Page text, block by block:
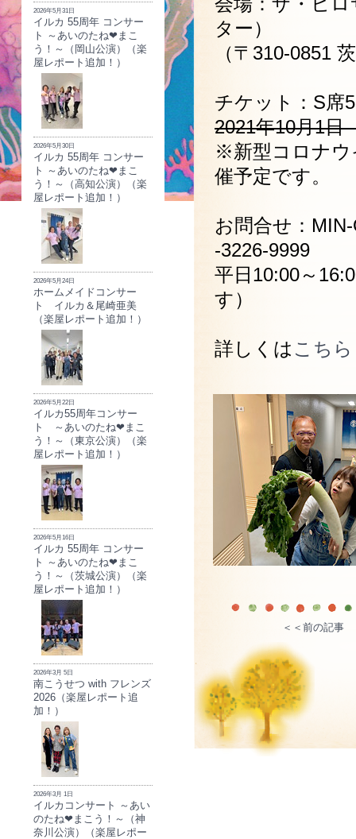
2026年5月31日
イルカ 55周年 コンサー
ト ～あいのたね❤まこ
う！～（岡山公演）（楽
屋レポート追加！）
2026年5月30日
イルカ 55周年 コンサー
ト ～あいのたね❤まこ
う！～（高知公演）（楽
屋レポート追加！）
2026年5月24日
ホームメイドコンサー
ト イルカ＆尾崎亜美
（楽屋レポート追加！）
2026年5月22日
イルカ55周年コンサー
ト ～あいのたね❤まこ
う！～（東京公演）（楽
屋レポート追加！）
2026年5月16日
イルカ 55周年 コンサー
ト ～あいのたね❤まこ
う！～（茨城公演）（楽
屋レポート追加！）
2026年3月 5日
南こうせつ with フレンズ
2026（楽屋レポート追
加！）
2026年3月 1日
イルカコンサート ～あい
のたね❤まこう！～（神
奈川公演）（楽屋レポー
ター）
（〒310-0851
チケット：S席
2021年10月1日
※新型コロナウ
催予定です。
お問合せ：
-3226-9999
平日10:00～
す）
詳しくは こちら
＜＜前の記事